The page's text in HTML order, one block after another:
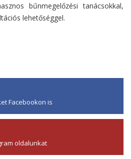
bűnmegelőzési tanácsokkal,
lehetőséggel.
Facebookon is
oldalunkat